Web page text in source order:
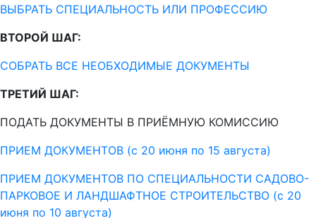
ВЫБРАТЬ СПЕЦИАЛЬНОСТЬ ИЛИ ПРОФЕССИЮ
ВТОРОЙ ШАГ:
СОБРАТЬ ВСЕ НЕОБХОДИМЫЕ ДОКУМЕНТЫ
ТРЕТИЙ ШАГ:
ПОДАТЬ ДОКУМЕНТЫ В ПРИЁМНУЮ КОМИССИЮ
ПРИЕМ ДОКУМЕНТОВ (с 20 июня по 15 августа)
ПРИЕМ ДОКУМЕНТОВ ПО СПЕЦИАЛЬНОСТИ САДОВО-
ПАРКОВОЕ И ЛАНДШАФТНОЕ СТРОИТЕЛЬСТВО (с 20
июня по 10 августа)